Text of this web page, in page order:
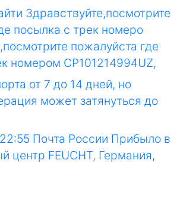
Здравствуйте,посмотрите
посылка с трек номеро
пожалуйста где
номером CP101214994UZ,
от 7 до 14 дней, но
может затянуться до
22:55 Почта России Прибыло в
центр FEUCHT, Германия,